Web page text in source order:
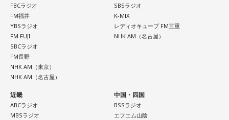
FBCラジオ
FM福井
YBSラジオ
FM FUJI
SBCラジオ
FM長野
NHK AM（東京）
NHK AM（名古屋）
SBSラジオ
K-MIX
レディオキューブ FM三重
NHK AM（名古屋）
近畿
ABCラジオ
MBSラジオ
中国・四国
BSSラジオ
エフエム山陰